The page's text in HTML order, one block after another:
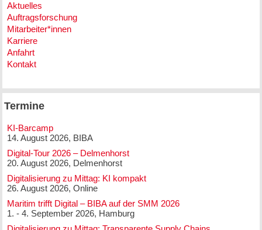
Aktuelles
Auftragsforschung
Mitarbeiter*innen
Karriere
Anfahrt
Kontakt
Termine
KI-Barcamp
14. August 2026, BIBA
Digital-Tour 2026 – Delmenhorst
20. August 2026, Delmenhorst
Digitalisierung zu Mittag: KI kompakt
26. August 2026, Online
Maritim trifft Digital – BIBA auf der SMM 2026
1. - 4. September 2026, Hamburg